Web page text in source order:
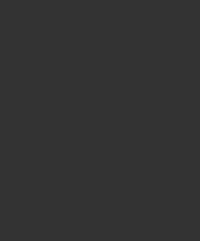
MINI 원피스